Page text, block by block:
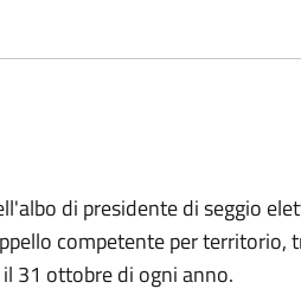
di presidente di seggio
competente per territorio,
31 ottobre di ogni anno.